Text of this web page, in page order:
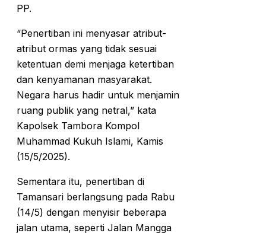
PP.
“Penertiban ini menyasar atribut-
atribut ormas yang tidak sesuai
ketentuan demi menjaga ketertiban
dan kenyamanan masyarakat.
Negara harus hadir untuk menjamin
ruang publik yang netral,” kata
Kapolsek Tambora Kompol
Muhammad Kukuh Islami, Kamis
(15/5/2025).
Sementara itu, penertiban di
Tamansari berlangsung pada Rabu
(14/5) dengan menyisir beberapa
jalan utama, seperti Jalan Mangga